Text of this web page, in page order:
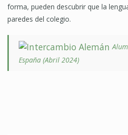
forma, pueden descubrir que la
paredes del colegio.
España (Abril 2024)